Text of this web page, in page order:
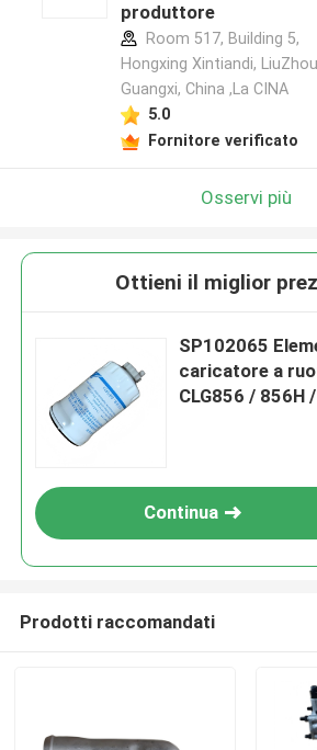
produttore
Room 517, Building 5,
Hongxing Xintiandi,
Guangxi, China ,La CINA
5.0
Fornitore verificato
Osservi più
Ottieni il miglior
SP102065
caricatore a
CLG856 / 856H
Continua
Prodotti raccomandati